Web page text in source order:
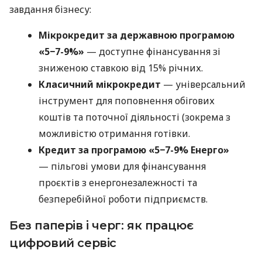
завдання бізнесу:
Мікрокредит за державною програмою
«5−7-9%» — доступне фінансування зі
зниженою ставкою від 15% річних.
Класичний мікрокредит — універсальний
інструмент для поповнення обігових
коштів та поточної діяльності (зокрема з
можливістю отримання готівки.
Кредит за програмою «5−7-9% Енерго»
— пільгові умови для фінансування
проєктів з енергонезалежності та
безперебійної роботи підприємств.
Без паперів і черг: як працює
цифровий сервіс